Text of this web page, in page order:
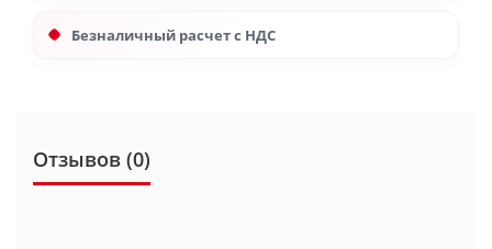
Безналичный расчет с НДС
Отзывов (0)